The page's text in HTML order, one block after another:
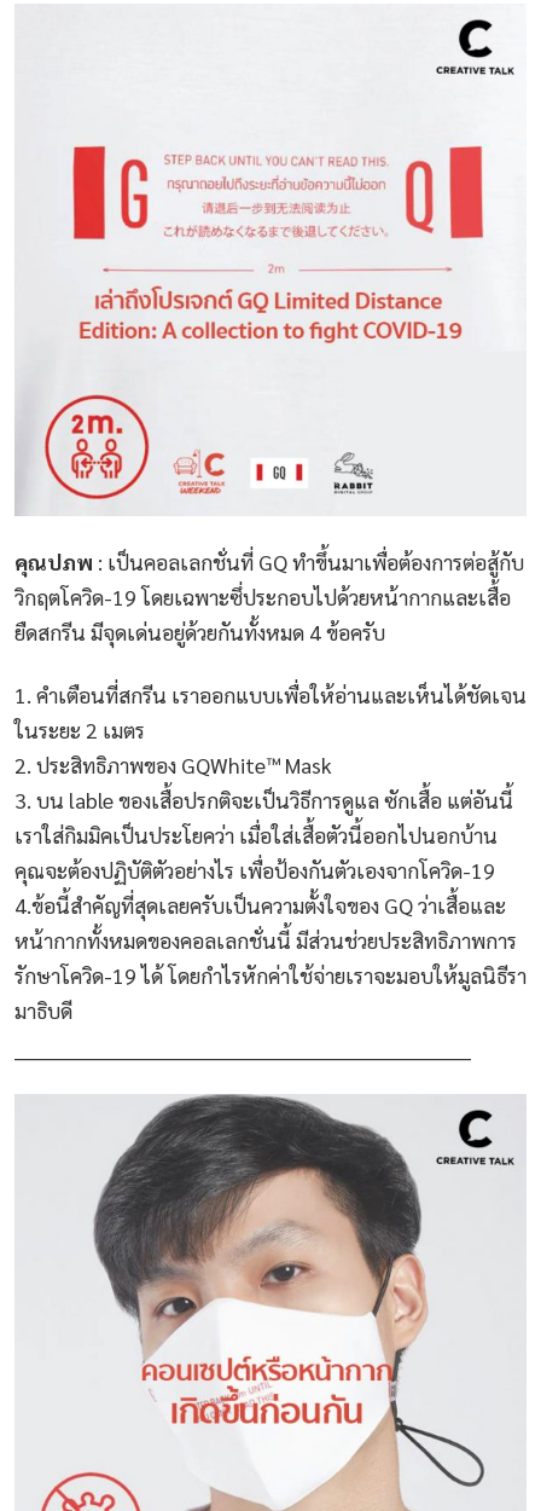
คุณปภพ : เป็นคอลเลกชั่นที่ GQ ทำขึ้นมาเพื่อต้องการต่อสู้กับ
วิกฤตโควิด-19 โดยเฉพาะซึ่ประกอบไปด้วยหน้ากากและเสื้อ
ยืดสกรีน มีจุดเด่นอยู่ด้วยกันทั้งหมด 4 ข้อครับ
1. คำเตือนที่สกรีน เราออกแบบเพื่อให้อ่านและเห็นได้ชัดเจน
ในระยะ 2 เมตร
2. ประสิทธิภาพของ GQWhite™ Mask
3. บน lable ของเสื้อปรกติจะเป็นวิธีการดูแล ซักเสื้อ แต่อันนี้
เราใส่กิมมิคเป็นประโยคว่า เมื่อใส่เสื้อตัวนี้ออกไปนอกบ้าน
คุณจะต้องปฏิบัติตัวอย่างไร เพื่อป้องกันตัวเองจากโควิด-19
4.ข้อนี้สำคัญที่สุดเลยครับเป็นความตั้งใจของ GQ ว่าเสื้อและ
หน้ากากทั้งหมดของคอลเลกชั่นนี้ มีส่วนช่วยประสิทธิภาพการ
รักษาโควิด-19 ได้ โดยกำไรหักค่าใช้จ่ายเราจะมอบให้มูลนิธีรา
มาธิบดี